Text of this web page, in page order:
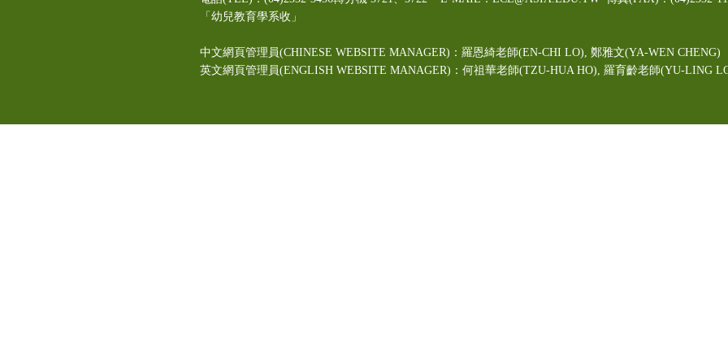
「幼兒教育學系收」
中文網頁管理員(CHINESE WEBSITE MANAGER)：羅恩綺老師(EN-CHI LO) , 鄭雅文(YA-WEN CHENG)
英文網頁管理員(ENGLISH WEBSITE MANAGER)：何祖華老師(TZU-HUA HO), 羅育齡老師(YU-LING